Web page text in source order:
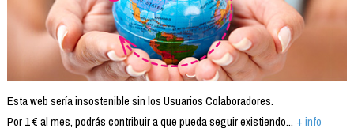
Esta web sería insostenible sin los Usuarios Colaboradores.
Por 1 € al mes, podrás contribuir a que pueda seguir existiendo... + info